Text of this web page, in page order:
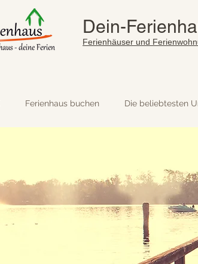
Dein-
Ferienhäuser und
Ferienhaus buchen Die beliebtesten